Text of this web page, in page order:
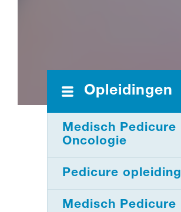
Opleidingen
Medisch Pedicure
Oncologie
Pedicure opleiding
Medisch Pedicure